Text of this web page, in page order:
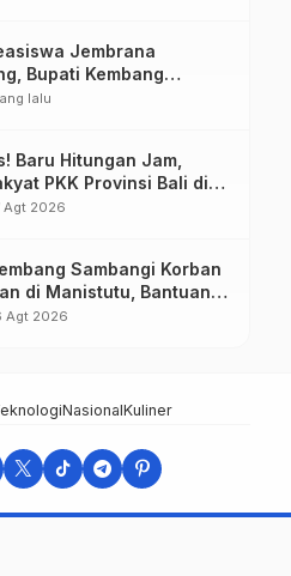
Jembrana
Bupati Kembang
Penambahan di
lalu
Baru Hitungan Jam,
PKK Provinsi Bali di
Raup Omzet Ratusan
Agt 2026
Sambangi Korban
di Manistutu, Bantuan
untuk Ringankan Beban
Agt 2026
NasionalKuliner